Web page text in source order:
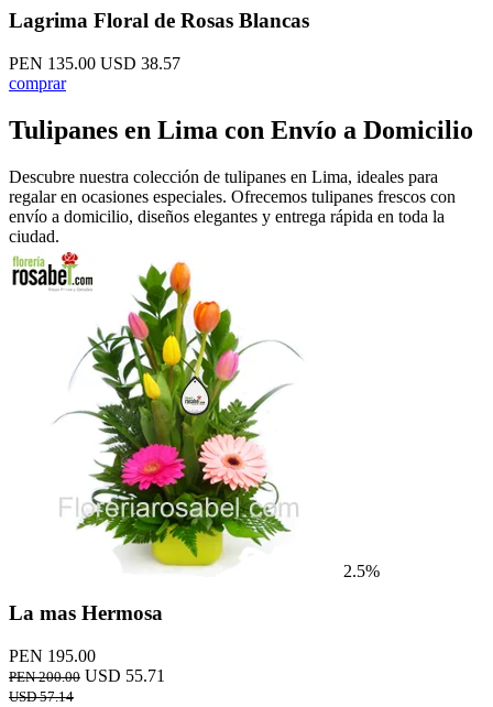
Lagrima Floral de Rosas Blancas
PEN 135.00 USD 38.57
comprar
Tulipanes en Lima con Envío a Domicilio
Descubre nuestra colección de tulipanes en Lima, ideales para
regalar en ocasiones especiales. Ofrecemos tulipanes frescos con
envío a domicilio, diseños elegantes y entrega rápida en toda la
ciudad.
2.5%
La mas Hermosa
PEN 195.00
PEN 200.00 USD 55.71
USD 57.14